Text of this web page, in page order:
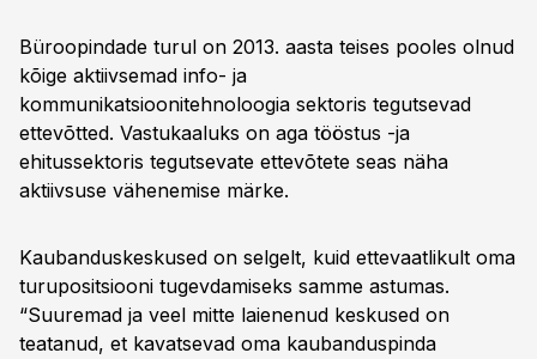
Büroopindade turul on 2013. aasta teises pooles olnud
kõige aktiivsemad info- ja
kommunikatsioonitehnoloogia sektoris tegutsevad
ettevõtted. Vastukaaluks on aga tööstus -ja
ehitussektoris tegutsevate ettevõtete seas näha
aktiivsuse vähenemise märke.
Kaubanduskeskused on selgelt, kuid ettevaatlikult oma
turupositsiooni tugevdamiseks samme astumas.
“Suuremad ja veel mitte laienenud keskused on
teatanud, et kavatsevad oma kaubanduspinda